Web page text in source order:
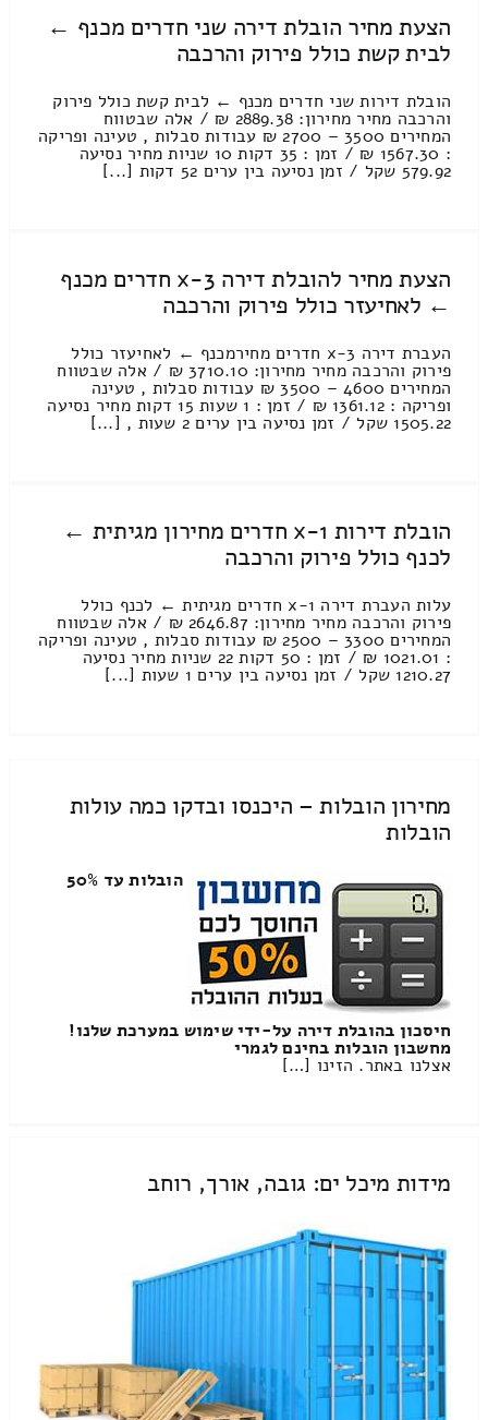
הצעת מחיר הובלת דירה שני חדרים מכנף ←
לבית קשת כולל פירוק והרכבה
הובלת דירות שני חדרים מכנף ← לבית קשת כולל פירוק
והרכבה מחיר מחירון: 2889.38 ₪ / אלה שבטווח
המחירים 3500 – 2700 ₪ עבודות סבלות , טעינה ופריקה
: 1567.30 ₪ / זמן : 35 דקות 10 שניות מחיר נסיעה
579.92 שקל / זמן נסיעה בין ערים 52 דקות [...]
הצעת מחיר להובלת דירה 3-x חדרים מכנף
← לאחיעזר כולל פירוק והרכבה
העברת דירה 3-x חדרים מחירמכנף ← לאחיעזר כולל
פירוק והרכבה מחיר מחירון: 3710.10 ₪ / אלה שבטווח
המחירים 4600 – 3500 ₪ עבודות סבלות , טעינה
ופריקה : 1361.12 ₪ / זמן : 1 שעות 15 דקות מחיר נסיעה
1505.22 שקל / זמן נסיעה בין ערים 2 שעות , [...]
הובלת דירות 1-x חדרים מחירון מגיתית ←
לכנף כולל פירוק והרכבה
עלות העברת דירה 1-x חדרים מגיתית ← לכנף כולל
פירוק והרכבה מחיר מחירון: 2646.87 ₪ / אלה שבטווח
המחירים 3300 – 2500 ₪ עבודות סבלות , טעינה ופריקה
: 1021.01 ₪ / זמן : 50 דקות 22 שניות מחיר נסיעה
1210.27 שקל / זמן נסיעה בין ערים 1 שעות [...]
מחירון הובלות – היכנסו ובדקו כמה עולות
הובלות
הובלות עד 50%
חיסכון בהובלת דירה על-ידי שימוש במערכת שלנו!
מחשבון הובלות בחינם לגמרי
אצלנו באתר. הזינו […]
מידות מיכל ים: גובה, אורך, רוחב